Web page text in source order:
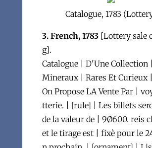
Catalogue, 1783
3. French, 1783[Lottery sale
g].
Catalogue | D'Une Collection |
Mineraux | Rares Et Curieux
On Propose LA Vente Par |
tterie. | [rule] | Les billets
de la valeur de | 9Ø600. reis
et le tirage est | fixè pour le